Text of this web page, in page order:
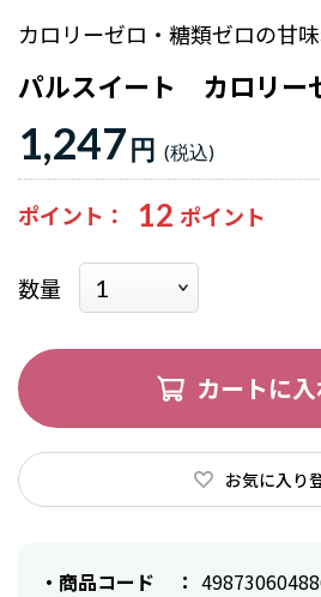
カロリーゼロ・糖類ゼロの甘
パルスイート カロリ
1,247円
ポイント 12
数量
カートに
お気に入り
商品コード